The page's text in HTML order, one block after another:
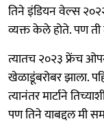
तिने इंडियन वेल्स २०२२
व्यक्त केले होते. पण ती
त्यातच २०२३ फ्रेंच
खेळाडूंबरोबर झाला.
त्यानंतर मार्टाने
पण तिने याबद्दल मी